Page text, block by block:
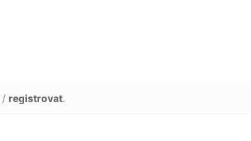
/ registrovat.